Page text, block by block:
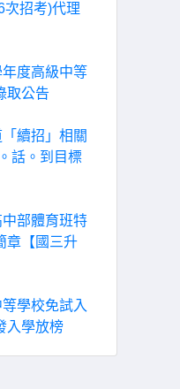
次招考)代理
度高級中等
取公告
續招」相關
話。到目標
部體育班特
章【國三升
學校免試入
入學放榜